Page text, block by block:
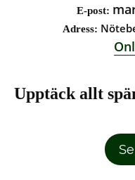
E-post:
Adress:
Upptäck allt